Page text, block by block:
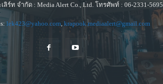
ลิร์ท จำกัด : Media Alert Co., Ltd. โทรศัพท์ : 06-2331-5695
lek423@yahoo.com, krapook.mediaalert@gmail.com